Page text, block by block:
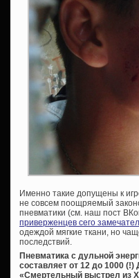
Именно такие допущены к
не совсем поощряемый
пневматики (см. наш пост
приверженцев сего
одеждой мягкие ткани, но
последствий.
Пневматика с дульной
составляет от 12 до 1000
«Смертельный выстрел из